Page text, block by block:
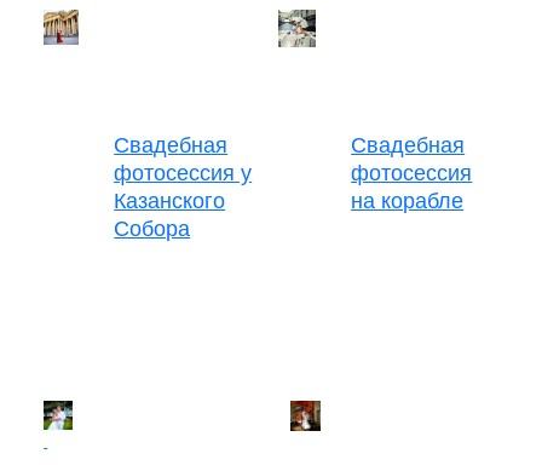
Свадебная
фотосессия у
Казанского
Собора
Свадебная
фотосессия
на корабле